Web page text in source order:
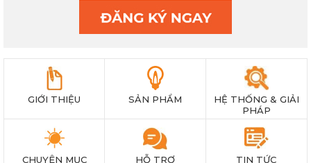
GIỚI THIỆU SẢN PHẨM
HỆ THỐNG & GIẢI
PHÁP
CHUYÊN MỤC HỖ TRỢ TIN TỨC